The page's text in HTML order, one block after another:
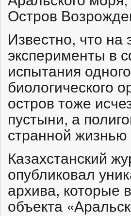
Остров
Известно, что на
эксперименты в
испытания
биологического
остров тоже
пустыни, а
странной жизнью
Казахстанский
опубликовал
архива, которые
объекта